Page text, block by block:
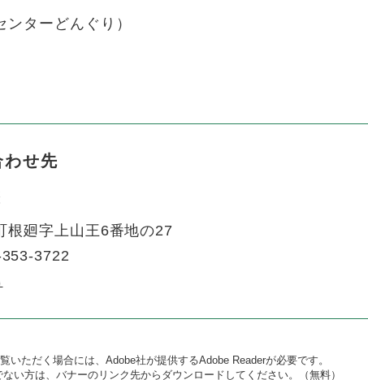
ターどんぐり）
わせ先
根廻字上山王6番地の27
3722
いただく場合には、Adobe社が提供するAdobe Readerが必要です。
い方は、バナーのリンク先からダウンロードしてください。（無料）